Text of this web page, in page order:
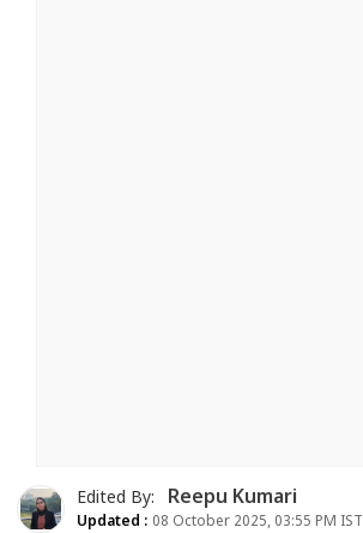
Edited By: Reepu Kumari
Updated : 08 October 2025, 03:55 PM IST